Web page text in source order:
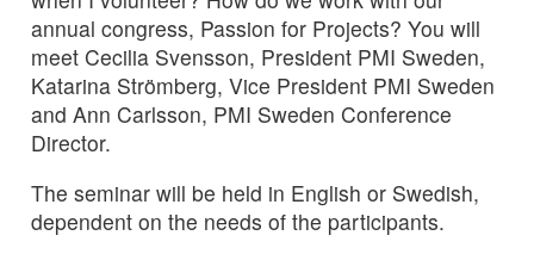
annual congress, Passion for Projects? You will
meet Cecilia Svensson, President PMI Sweden,
Katarina Strömberg, Vice President PMI Sweden
and Ann Carlsson, PMI Sweden Conference
Director.
The seminar will be held in English or Swedish,
dependent on the needs of the participants.